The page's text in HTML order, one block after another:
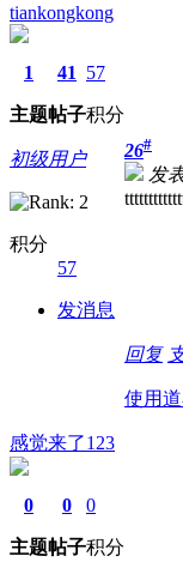
tiankongkong
1
主题
41
帖子
57
积分
初级用户
积分
57
发消息
26#
发
回复
使用
感觉来了123
0
主题
0
帖子
0
积分